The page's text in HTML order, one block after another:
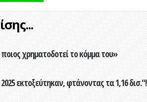
χρηματοδοτεί το κόμμα του»
εκτοξεύτηκαν, φτάνοντας τα 1,16 δισ."!